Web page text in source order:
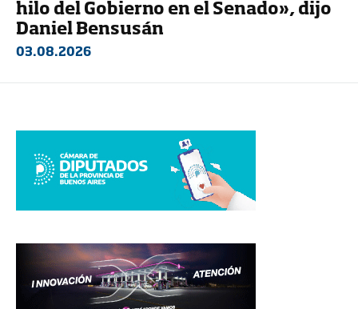
hilo del Gobierno en el Senado», dijo
Daniel Bensusán
03.08.2026